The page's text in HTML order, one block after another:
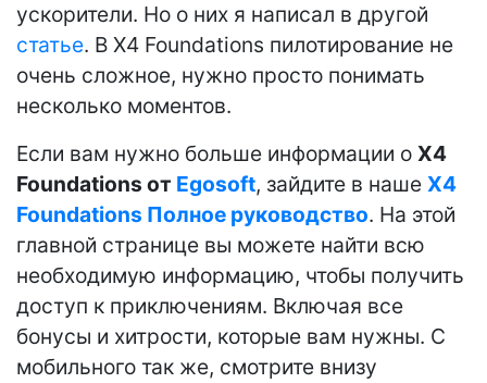
ускорители. Но о них я написал в другой
статье. В X4 Foundations пилотирование не
очень сложное, нужно просто понимать
несколько моментов.
Если вам нужно больше информации о X4
Foundations от Egosoft, зайдите в наше X4
Foundations Полное руководство. На этой
главной странице вы можете найти всю
необходимую информацию, чтобы получить
доступ к приключениям. Включая все
бонусы и хитрости, которые вам нужны. С
мобильного так же, смотрите внизу